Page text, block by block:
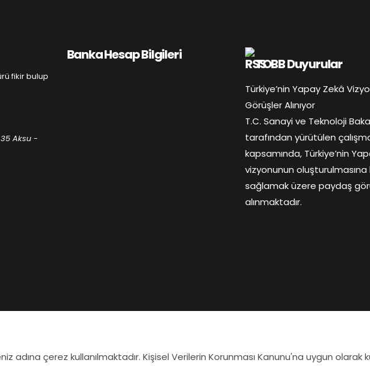
fikir bulup
Aksu -
Banka Hesap Bilgileri
TOBB Duyurular
Türkiye’nin Yapay Zekâ
Görüşler Alınıyor
T.C. Sanayi ve Teknoloji
tarafından yürütülen
kapsamında, Türkiye’nin
vizyonunun oluşturulmasına
sağlamak üzere paydaş
alınmaktadır.
adına çerez kullanılmaktadır. Kişisel Verilerin Korunması Kanunu'na uygun